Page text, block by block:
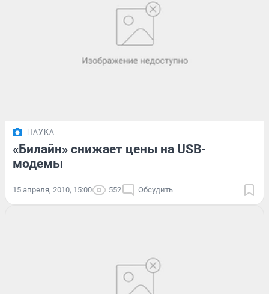
НАУКА
«Билайн» снижает цены на USB-
модемы
15 апреля, 2010, 15:00 552 Обсудить